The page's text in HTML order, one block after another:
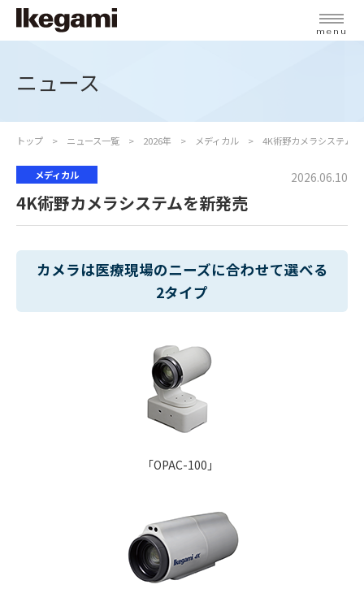
menu
ニュース
トップ ニュース一覧 2026年 メディカル 4K術野カメラシステム
メディカル 2026.06.10
4K術野カメラシステムを新発売
カメラは医療現場のニーズに合わせて選べる
2タイプ
「OPAC-100」